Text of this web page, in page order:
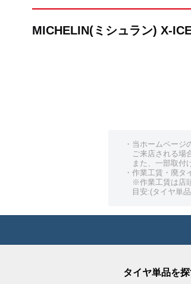
MICHELIN(ミシュラン) X-
・当ホームページ
ご来店される場
また、一部取付
・作業工賃・廃タ
※作業工賃は店頭
目安:(タイヤ単品
タイヤ単品を